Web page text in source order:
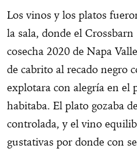
Los vinos y los platos
la sala, donde el Crossbarn
cosecha 2020 de Napa
de cabrito al recado negro
explotara con alegría en el
habitaba. El plato gozaba
controlada, y el vino
gustativas por donde con